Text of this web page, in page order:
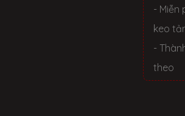
- Miễn
keo
-
theo